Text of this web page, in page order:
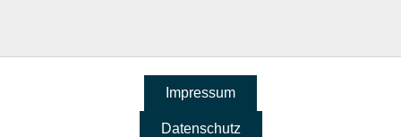
Impressum
Datenschutz